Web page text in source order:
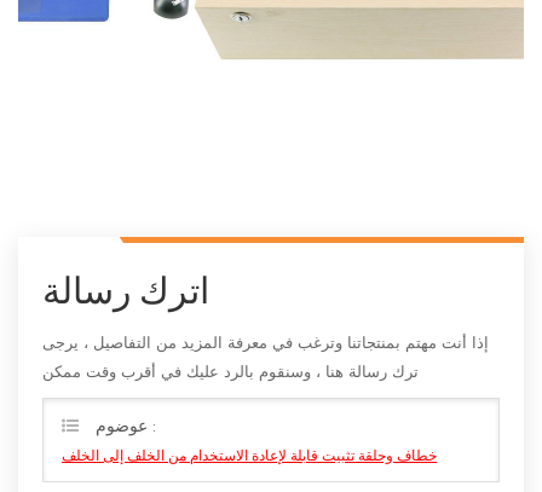
اترك رسالة
إذا أنت مهتم بمنتجاتنا وترغب في معرفة المزيد من التفاصيل ، يرجى
ترك رسالة هنا ، وسنقوم بالرد عليك في أقرب وقت ممكن
عوضوم :
خطاف وحلقة تثبيت قابلة لإعادة الاستخدام من الخلف إلى الخلف